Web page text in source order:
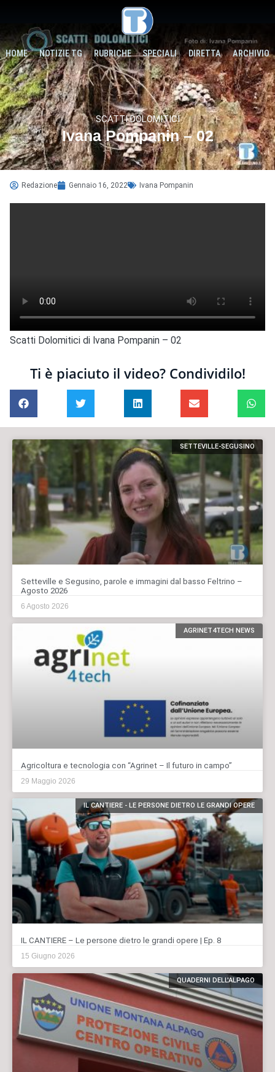
HOME NOTIZIE TG RUBRICHE SPECIALI DIRETTA ARCHIVIO
SCATTI DOLOMITICI
Ivana Pompanin – 02
Redazione Gennaio 16, 2022 Ivana Pompanin
Scatti Dolomitici di Ivana Pompanin – 02
Ti è piaciuto il video? Condividilo!
SETTEVILLE-SEGUSINO
Setteville e Segusino, parole e immagini dal basso Feltrino –
Agosto 2026
6 Agosto 2026
AGRINET4TECH NEWS
Agricoltura e tecnologia con “Agrinet – Il futuro in campo”
29 Maggio 2026
IL CANTIERE - LE PERSONE DIETRO LE GRANDI OPERE
IL CANTIERE – Le persone dietro le grandi opere | Ep. 8
15 Giugno 2026
QUADERNI DELL'ALPAGO